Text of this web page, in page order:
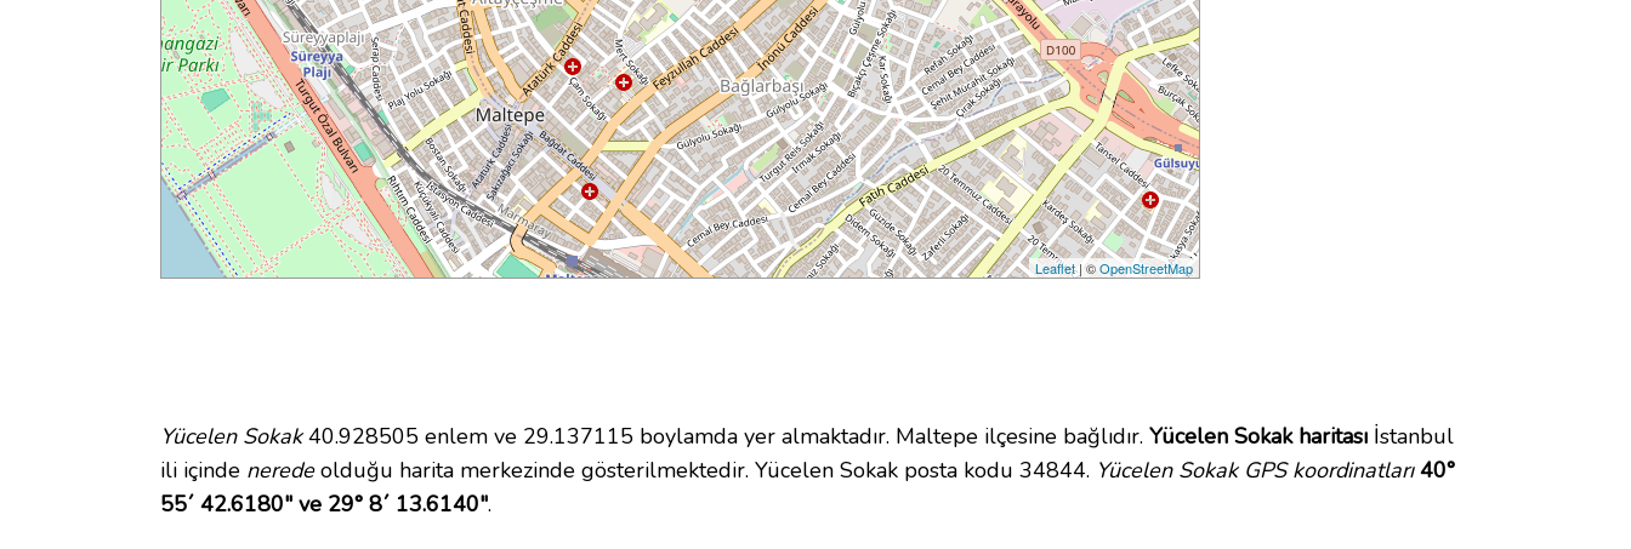
Leaflet| ©OpenStreetMap
Yücelen Sokak40.928505 enlem ve 29.137115 boylamda yer almaktadır. Maltepe ilçesine bağlıdır. Yücelen Sokak haritası İstanbul
ili içinde neredeolduğu harita merkezinde gösterilmektedir. Yücelen Sokak posta kodu 34844. Yücelen Sokak GPS koordinatları 40°
55´ 42.6180" ve 29° 8´ 13.6140".